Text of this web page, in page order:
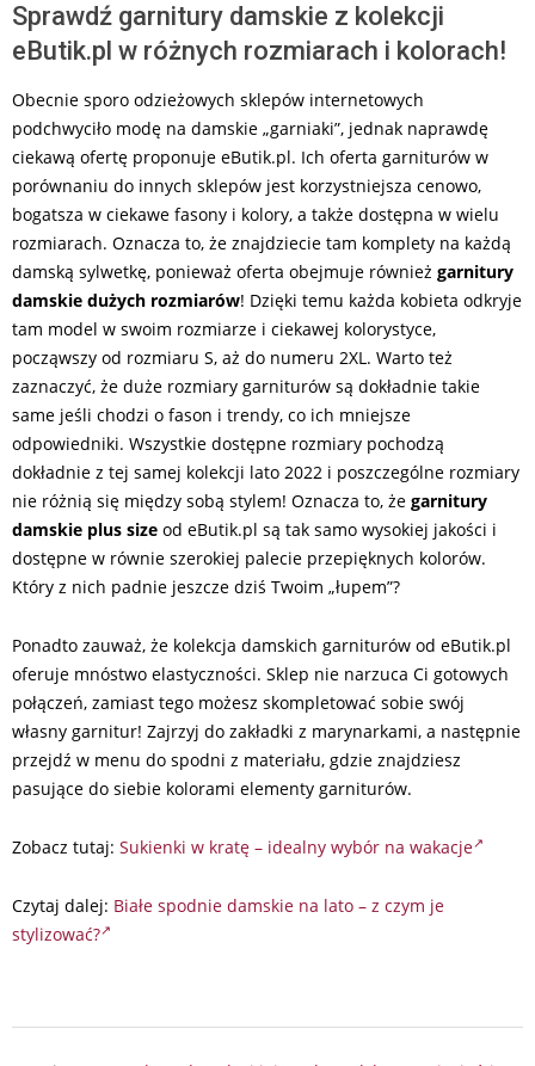
Sprawdź garnitury damskie z kolekcji
eButik.pl w różnych rozmiarach i kolorach!
Obecnie sporo odzieżowych sklepów internetowych
podchwyciło modę na damskie „garniaki”, jednak naprawdę
ciekawą ofertę proponuje eButik.pl. Ich oferta garniturów w
porównaniu do innych sklepów jest korzystniejsza cenowo,
bogatsza w ciekawe fasony i kolory, a także dostępna w wielu
rozmiarach. Oznacza to, że znajdziecie tam komplety na każdą
damską sylwetkę, ponieważ oferta obejmuje również garnitury
damskie dużych rozmiarów! Dzięki temu każda kobieta odkryje
tam model w swoim rozmiarze i ciekawej kolorystyce,
począwszy od rozmiaru S, aż do numeru 2XL. Warto też
zaznaczyć, że duże rozmiary garniturów są dokładnie takie
same jeśli chodzi o fason i trendy, co ich mniejsze
odpowiedniki. Wszystkie dostępne rozmiary pochodzą
dokładnie z tej samej kolekcji lato 2022 i poszczególne rozmiary
nie różnią się między sobą stylem! Oznacza to, że garnitury
damskie plus size od eButik.pl są tak samo wysokiej jakości i
dostępne w równie szerokiej palecie przepięknych kolorów.
Który z nich padnie jeszcze dziś Twoim „łupem”?
Ponadto zauważ, że kolekcja damskich garniturów od eButik.pl
oferuje mnóstwo elastyczności. Sklep nie narzuca Ci gotowych
połączeń, zamiast tego możesz skompletować sobie swój
własny garnitur! Zajrzyj do zakładki z marynarkami, a następnie
przejdź w menu do spodni z materiału, gdzie znajdziesz
pasujące do siebie kolorami elementy garniturów.
Zobacz tutaj: Sukienki w kratę – idealny wybór na wakacje
Czytaj dalej: Białe spodnie damskie na lato – z czym je
stylizować?